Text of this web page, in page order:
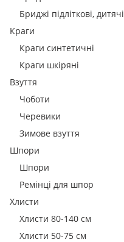
Бриджі підліткові, дитячі
Краги
Краги синтетичні
Краги шкіряні
Взуття
Чоботи
Черевики
Зимове взуття
Шпори
Шпори
Ремінці для шпор
Хлисти
Хлисти 80-140 см
Хлисти 50-75 см